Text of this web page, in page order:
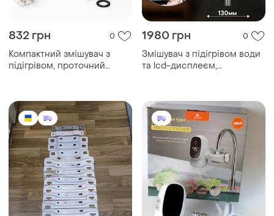
832 грн 0
Компактний змішувач з
підігрівом, проточний
душем if-81
1980 грн 0
Змішувач з підігрівом води
та lcd-дисплеєм,
змішувач води fo-33